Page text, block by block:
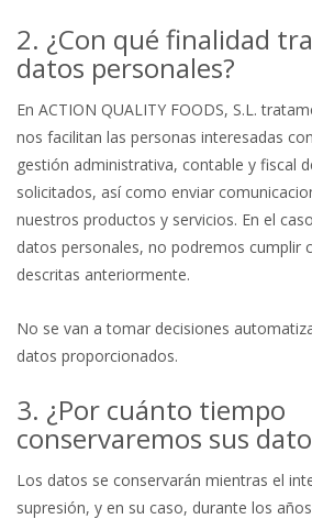
2. ¿Con qué finalidad
datos personales?
En ACTION QUALITY FOODS, S.L.
nos facilitan las personas interesadas
gestión administrativa, contable y fiscal
solicitados, así como enviar
nuestros productos y servicios. En el
datos personales, no podremos cumplir
descritas anteriormente.
No se van a tomar decisiones
datos proporcionados.
3. ¿Por cuánto tiempo
conservaremos sus
Los datos se conservarán mientras el
supresión, y en su caso, durante los